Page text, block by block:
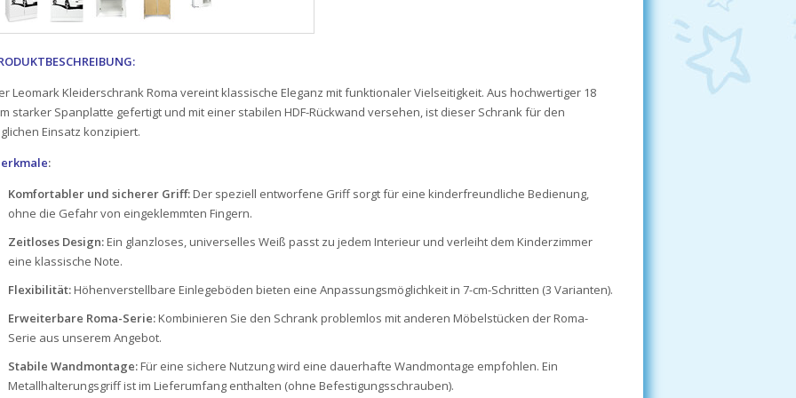
Leomark Kleiderschrank Roma vereint klassische Eleganz mit funktionaler Vielseitigkeit. Aus hochwertiger 18
starker Spanplatte gefertigt und mit einer stabilen HDF-Rückwand versehen, ist dieser Schrank für den
Einsatz konzipiert.
:
Komfortabler und sicherer Griff:Der speziell entworfene Griff sorgt für eine kinderfreundliche Bedienung,
ohne die Gefahr von eingeklemmten Fingern.
Zeitloses Design:Ein glanzloses, universelles Weiß passt zu jedem Interieur und verleiht dem Kinderzimmer
eine klassische Note.
Flexibilität:Höhenverstellbare Einlegeböden bieten eine Anpassungsmöglichkeit in 7-cm-Schritten (3 Varianten).
Erweiterbare Roma-Serie:Kombinieren Sie den Schrank problemlos mit anderen Möbelstücken der Roma-
Serie aus unserem Angebot.
Stabile Wandmontage:Für eine sichere Nutzung wird eine dauerhafte Wandmontage empfohlen. Ein
Metallhalterungsgriff ist im Lieferumfang enthalten (ohne Befestigungsschrauben).